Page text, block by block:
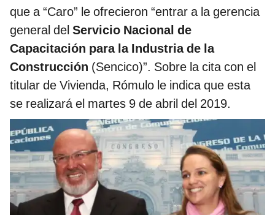
que a “Caro” le ofrecieron “entrar a la gerencia
general del Servicio Nacional de
Capacitación para la Industria de la
Construcción (Sencico)”. Sobre la cita con el
titular de Vivienda, Rómulo le indica que esta
se realizará el martes 9 de abril del 2019.